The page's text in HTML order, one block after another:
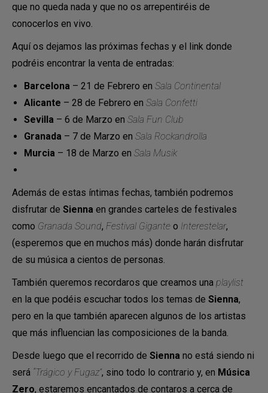
que no queda nada y que no os arrepentiréis de
conocerlos en vivo.
Aquí os dejamos las próximas fechas y el link donde
podréis encontrar la venta de entradas:
Barcelona – 21 de Febrero en Sala Continental
Alicante – 28 de Febrero en Sala Confetti
Sevilla – 6 de Marzo en Sala Fun Club
Granada – 7 de Marzo en Sala Rockandrolla
Murcia – 18 de Marzo en Sala Musik
Además de estas íntimas fechas, también podremos
disfrutar de Sienna en grandes carteles de festivales
como Granada Sound, Festival Gigante o Interestelar,
(esperemos que en muchos más) donde harán disfrutar
de su música a cientos de personas.
También queremos recordaros que creamos una playlist
en la que podéis escuchar todos los temas de Sienna,
pero en la que también aparecen algunos de los artistas
que más influencian las composiciones de la banda.
Desde luego que el recorrido de Sienna no está siendo ni
será “Trágico y Fugaz”, sino todo lo contrario y, en Música
Zero, estaremos encantados de contaros a cerca de